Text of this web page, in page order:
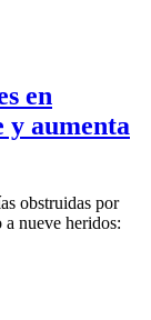
en
y aumenta
obstruidas por
a nueve heridos: